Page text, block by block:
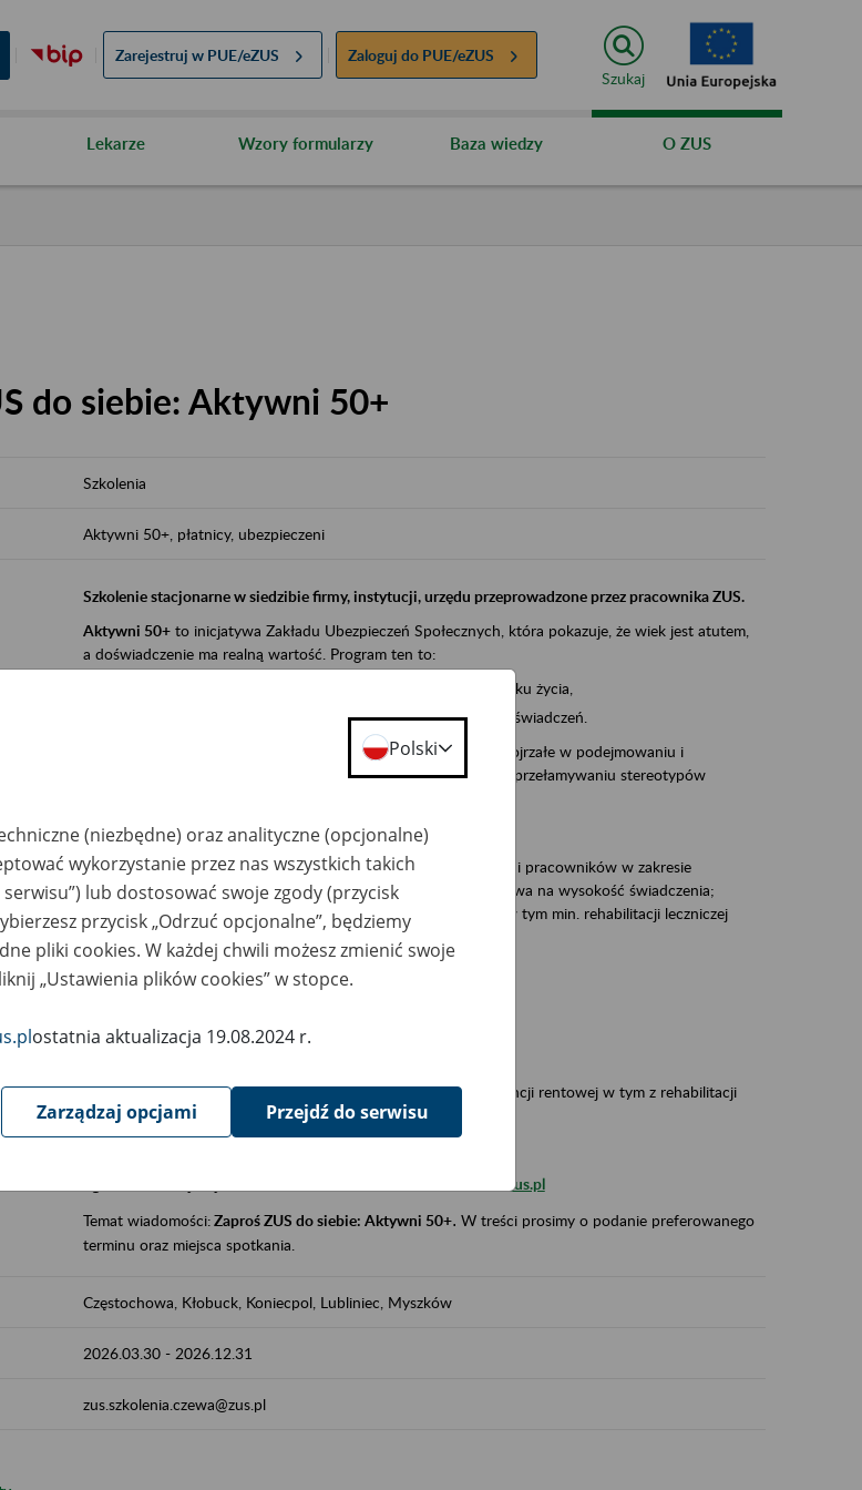
Zarejestruj w PUE/eZUS Zaloguj do PUE/eZUS
Szukaj
Lekarze Wzory formularzy Baza wiedzy O ZUS
do siebie: Aktywni 50+
Szkolenia
Aktywni 50+, płatnicy, ubezpieczeni
Szkolenie stacjonarne w siedzibie firmy, instytucji, urzędu przeprowadzone przez pracownika ZUS.
Aktywni 50+to inicjatywa Zakładu Ubezpieczeń Społecznych, która pokazuje, że wiek jest atutem,
a doświadczenie ma realną wartość. Program ten to:
promocja aktywności zawodowej osób po pięćdziesiątym roku życia,
zachęcanie do świadomego planowania kariery i przyszłych świadczeń.
ZUS przez działania informacyjne i edukacyjne wspiera osoby dojrzałe w podejmowaniu i
kontynuowaniu aktywności zawodowej, dbaniu o zdrowie oraz przełamywaniu stereotypów
Aktywni 50+to współpraca ZUS z organizacjami pracodawców i pracowników w zakresie
edukowania nt. systemu emerytalnego w Polsce – tego co wpływa na wysokość świadczenia;
działań z obszaru prewencji wypadkowej i prewencji rentowej w tym min. rehabilitacji leczniczej
realizowanej przez ZUS.
W ramach inicjatywy Aktywni 50+, ZUS edukuje:
jak zwiększyć emeryturę,
jak skorzystać z programów prewencji wypadkowej i prewencji rentowej w tym z rehabilitacji
leczniczej prowadzonej przez ZUS.
zus.szkolenia.czewa@zus.pl
Temat wiadomości:Zaproś ZUS do siebie: Aktywni 50+. W treści prosimy o podanie preferowanego
terminu oraz miejsca spotkania.
Częstochowa, Kłobuck, Koniecpol, Lubliniec, Myszków
2026.03.30 - 2026.12.31
zus.szkolenia.czewa@zus.pl
Polski
(niezbędne) oraz analityczne (opcjonalne)
wykorzystanie przez nas wszystkich takich
lub dostosować swoje zgody (przycisk
przycisk „Odrzuć opcjonalne”, będziemy
pliki cookies. W każdej chwili możesz zmienić swoje
„Ustawienia plików cookies” w stopce.
ostatnia aktualizacja 19.08.2024 r.
Zarządzaj opcjami Przejdź do serwisu